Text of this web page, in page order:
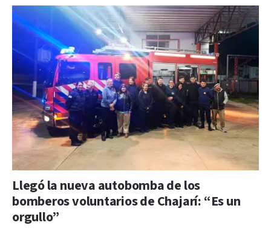
Llegó la nueva autobomba de los
bomberos voluntarios de Chajarí: “Es un
orgullo”